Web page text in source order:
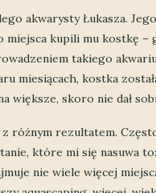
akwarysty Łukasza.
kupili mu kostkę –
takiego
miesiącach, kostka
skoro nie dał
różnym rezultatem.
które mi się nasuwa
nie wiele więcej